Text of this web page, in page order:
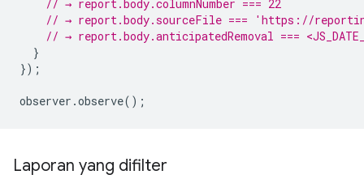
// → report.body.columnNumber === 22
// → report.body.sourceFile === 'https://
// → report.body.anticipatedRemoval ===
}
});
observer .observe();
Laporan yang difilter